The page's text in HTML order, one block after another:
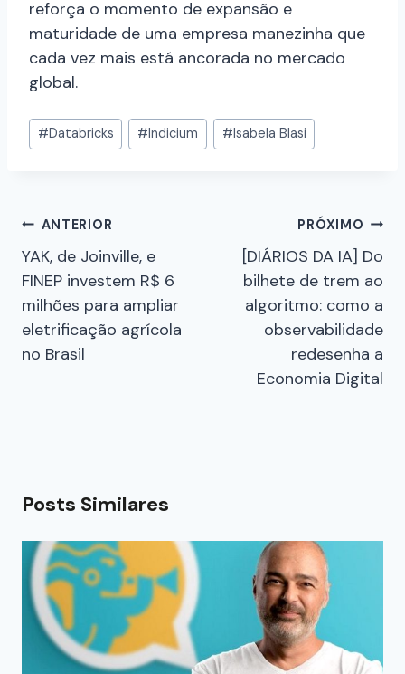
reforça o momento de expansão e
maturidade de uma empresa manezinha que
cada vez mais está ancorada no mercado
global.
#Databricks # Indicium # Isabela Blasi
ANTERIOR
YAK, de Joinville, e
FINEP investem R$ 6
milhões para ampliar
eletrificação agrícola
no Brasil
PRÓXIMO
[DIÁRIOS DA IA] Do
bilhete de trem ao
algoritmo: como a
observabilidade
redesenha a
Economia Digital
Posts Similares